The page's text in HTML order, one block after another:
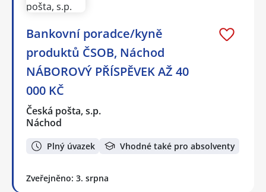
Bankovní poradce/kyně
produktů ČSOB, Náchod
NÁBOROVÝ PŘÍSPĚVEK AŽ 40
000 KČ
Česká pošta, s.p.
Náchod
Plný úvazek Vhodné také pro absolventy
Zveřejněno: 3. srpna